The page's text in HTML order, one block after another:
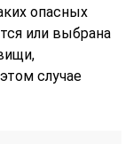
опасных
или выбрана
случае